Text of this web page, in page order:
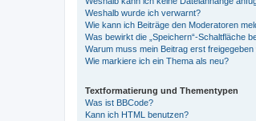
Weshalb wurde ich verwarnt?
Wie kann ich Beiträge den Moderatoren
Was bewirkt die „Speichern“-Schaltfläche
Warum muss mein Beitrag erst freigegeben
Wie markiere ich ein Thema als neu?
Textformatierung und Thementypen
Was ist BBCode?
Kann ich HTML benutzen?